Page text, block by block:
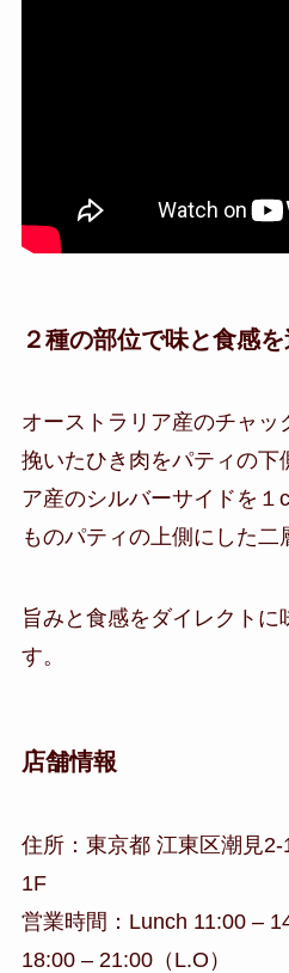
２種の部位で味と食感
オーストラリア産のチャ
挽いたひき肉をパティの下
ア産のシルバーサイドを１
ものパティの上側にした二
旨みと食感をダイレクトに
す。
店舗情報
住所：東京都 江東区潮見
1F
営業時間：Lunch 11:00 –
18:00 – 21:00（L.O）